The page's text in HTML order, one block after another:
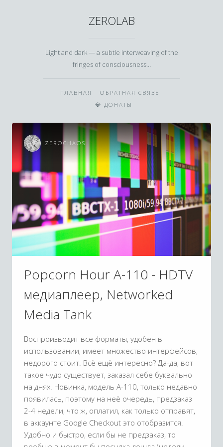
ZEROLAB
Light and dark — a subtle interweaving of the
fringes of consciousness…
ГЛАВНАЯ
ОБРАТНАЯ СВЯЗЬ
💎 ДОНАТЫ
ZEROCHAOS
Popcorn Hour A-110 - HDTV
медиаплеер, Networked
Media Tank
Воспроизводит все форматы, удобен в
использовании, имеет множество интерфейсов,
недорого стоит. Всё ещё интересно? Да-да, вот
такое чудо существует, заказал себе буквально
на днях. Новинка, модель A-110, только недавно
появилась, поэтому на неё очередь, предзаказ
2-4 недели, что ж, оплатил, как только отправят,
в аккаунте Google Checkout это отобразится.
Удобно и быстро, если бы не предзаказ, то